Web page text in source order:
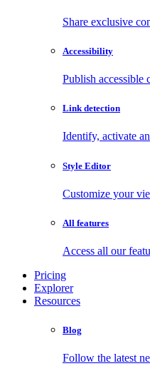
Share exclusive
Accessibility
Publish accessible
Link detection
Identify, activate
Style Editor
Customize your
All features
Access all our
Pricing
Explorer
Resources
Blog
Follow the latest